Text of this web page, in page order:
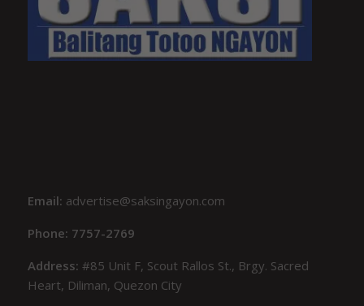
Email: advertise@saksingayon.com
Phone: 7757-2769
Address:#85 Unit F, Scout Rallos St., Brgy. Sacred
Heart, Diliman, Quezon City